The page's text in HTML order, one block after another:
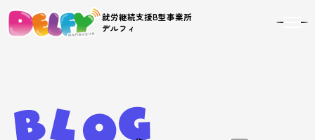
就労継続支援B型事業所
デルフィ